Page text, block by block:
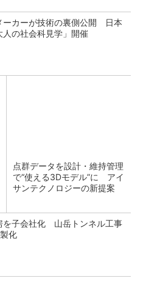
ーカーが技術の裏側公開 日本
人の社会科見学」開催
点群データを設計・維持管理
で“使える3Dモデル”に アイ
サンテクノロジーの新提案
を子会社化 山岳トンネル工事
化